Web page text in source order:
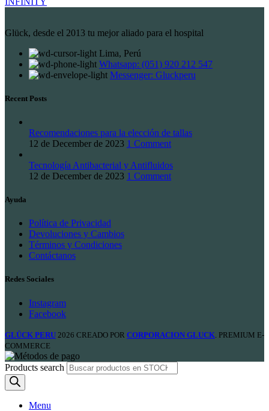
Glück, desde el 2013 tu mejor aliado para el hospital
Lima, Perú
Whatsapp: (051) 920 212 547
Messenger: Gluckperu
Recent Posts
Recomendaciones para la elección de tallas
12 de December de 2023 1 Comment
Tecnología Antibacterial y Antifluidos
12 de December de 2023 1 Comment
Ayuda
Política de Privacidad
Devoluciones y Cambios
Términos y Condiciones
Contáctanos
Redes Sociales
Instagram
Facebook
GLÜCK PERU 2026 CREADO POR CORPORACION GLUCK . PREMIUM E-
COMMERCE
Products search
Menu